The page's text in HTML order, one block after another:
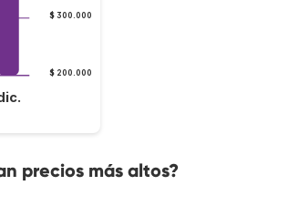
$ 200.000
$ 300.000
precios más altos?